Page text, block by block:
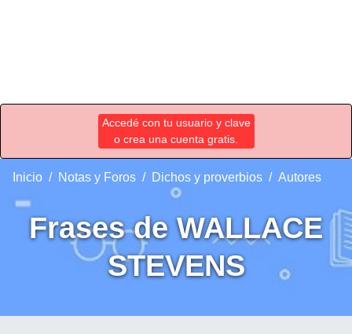
Accedé con tu usuario y clave
o crea una cuenta gratis.
Inicio Notas y Foros Dichos y proverbios Autores
Frases de WALLACE
STEVENS